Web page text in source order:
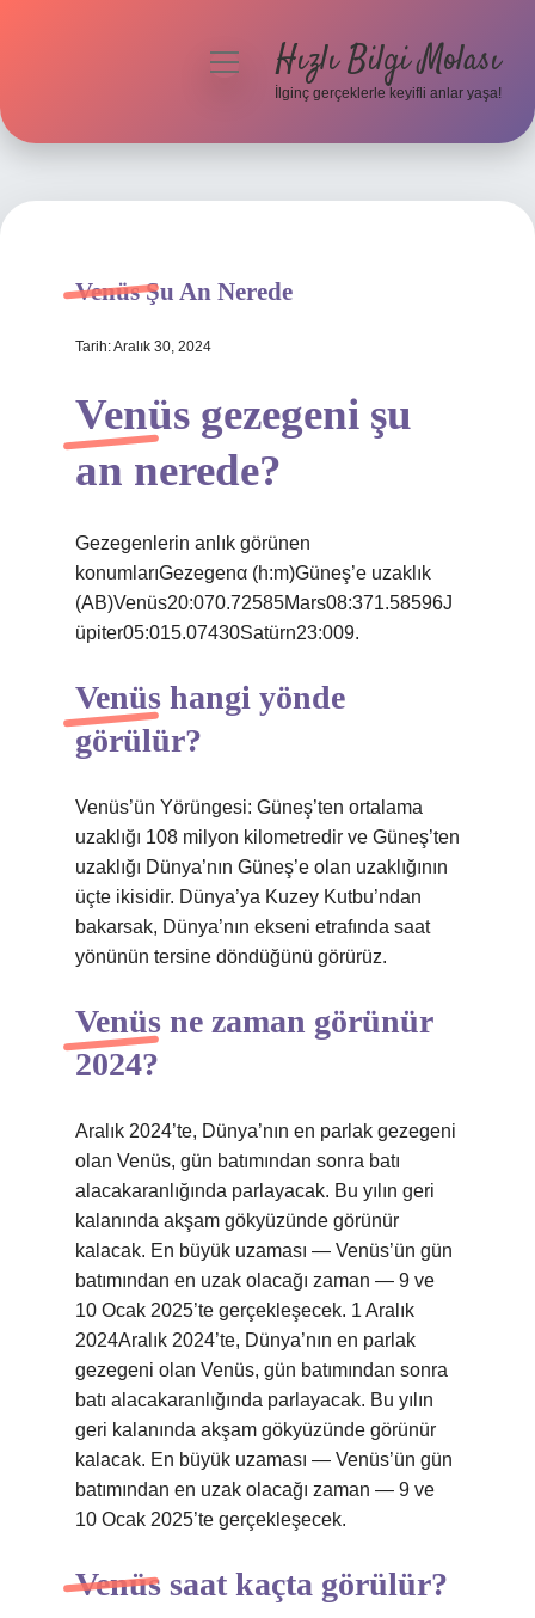
Hakkımızda
menüyüHızlı Bilgi Molası
İlginç gerçeklerle keyifli anlar yaşa!
Venüs Şu An Nerede
Tarih: Aralık 30, 2024
Venüs gezegeni şu
an nerede?
Gezegenlerin anlık görünen
konumlarıGezegenα (h:m)Güneş’e uzaklık
(AB)Venüs20:070.72585Mars08:371.58596J
üpiter05:015.07430Satürn23:009.
Venüs hangi yönde
görülür?
Venüs’ün Yörüngesi: Güneş’ten ortalama
uzaklığı 108 milyon kilometredir ve Güneş’ten
uzaklığı Dünya’nın Güneş’e olan uzaklığının
üçte ikisidir. Dünya’ya Kuzey Kutbu’ndan
bakarsak, Dünya’nın ekseni etrafında saat
yönünün tersine döndüğünü görürüz.
Venüs ne zaman görünür
2024?
Aralık 2024’te, Dünya’nın en parlak gezegeni
olan Venüs, gün batımından sonra batı
alacakaranlığında parlayacak. Bu yılın geri
kalanında akşam gökyüzünde görünür
kalacak. En büyük uzaması — Venüs’ün gün
batımından en uzak olacağı zaman — 9 ve
10 Ocak 2025’te gerçekleşecek. 1 Aralık
2024Aralık 2024’te, Dünya’nın en parlak
gezegeni olan Venüs, gün batımından sonra
batı alacakaranlığında parlayacak. Bu yılın
geri kalanında akşam gökyüzünde görünür
kalacak. En büyük uzaması — Venüs’ün gün
batımından en uzak olacağı zaman — 9 ve
10 Ocak 2025’te gerçekleşecek.
Venüs saat kaçta görülür?